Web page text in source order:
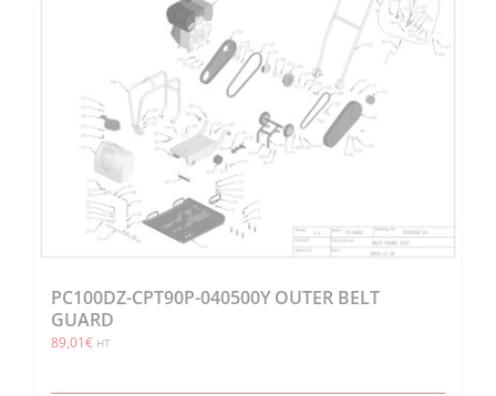
PC100DZ-CPT90P-040500Y OUTER BELT
GUARD
89,01€ HT